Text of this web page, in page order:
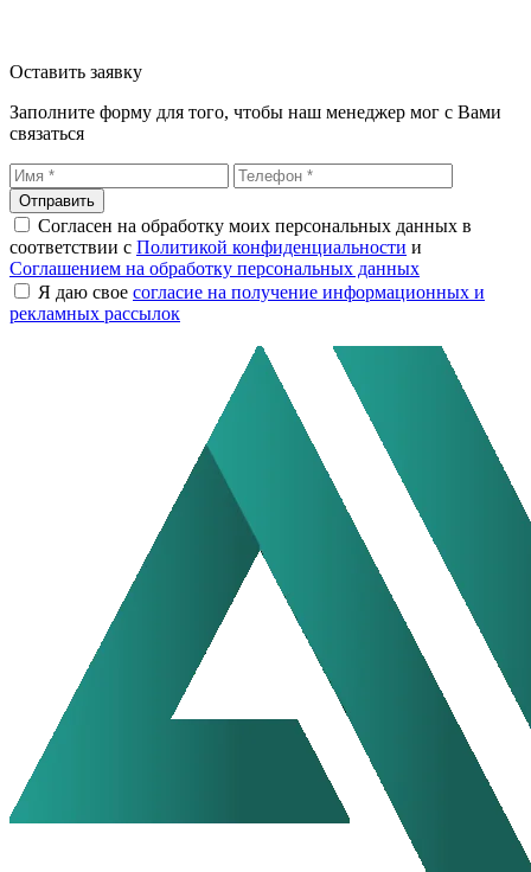
Оставить заявку
Заполните форму для того, чтобы наш менеджер мог с Вами
связаться
Отправить
Согласен на обработку моих персональных данных в
соответствии с Политикой конфиденциальности и
Соглашением на обработку персональных данных
Я даю свое согласие на получение информационных и
рекламных рассылок